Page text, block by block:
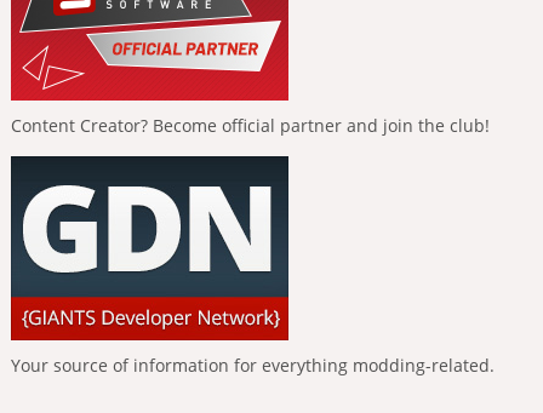
Content Creator? Become official partner and join the club!
Your source of information for everything modding-related.